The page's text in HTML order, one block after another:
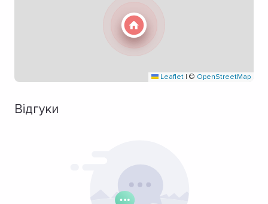
Leaflet | © OpenStreetMap
Відгуки